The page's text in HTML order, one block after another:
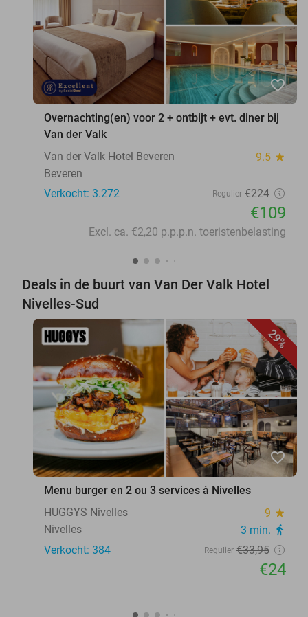
favorite_border
Overnachting(en) voor 2 + ontbijt + evt. diner bij
Van der Valk
Van der Valk Hotel Beveren
9.5 star
Beveren
Verkocht: 3.272
Regulier €224
€109
Excl. ca. €2,20 p.p.p.n. toeristenbelasting
Deals in de buurt van Van Der Valk Hotel
Nivelles-Sud
29%
favorite_border
Menu burger en 2 ou 3 services à Nivelles
HUGGYS Nivelles
9 star
Nivelles 3 min. directions_walk
Verkocht: 384 Regulier €33,95
€24